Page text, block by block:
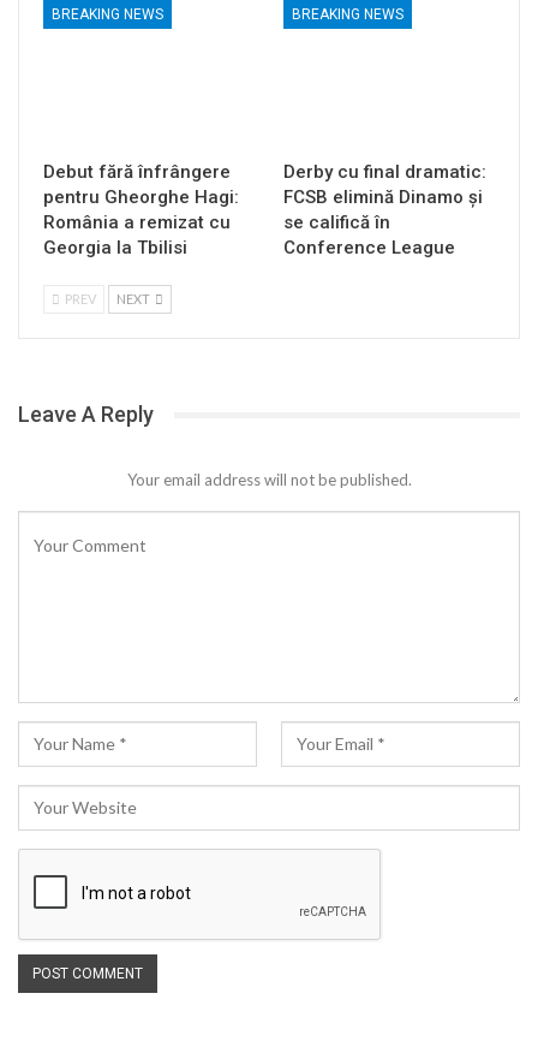
BREAKING NEWS
Debut fără înfrângere
pentru Gheorghe Hagi:
România a remizat cu
Georgia la Tbilisi
BREAKING NEWS
Derby cu final dramatic:
FCSB elimină Dinamo și
se califică în
Conference League
PREV NEXT
Leave A Reply
Your email address will not be published.